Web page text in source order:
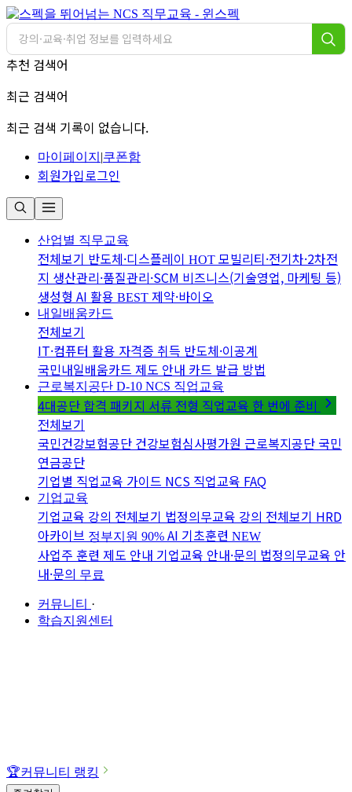
추천 검색어
최근 검색어
최근 검색 기록이 없습니다.
마이페이지 |쿠폰함
회원가입로그인
산업별 직무교육
전체보기 반도체·디스플레이 HOT 모빌리티·전기차·2차전
지 생산관리·품질관리·SCM 비즈니스(기술영업, 마케팅 등)
생성형 AI 활용 BEST 제약·바이오
내일배움카드
전체보기
IT·컴퓨터 활용 자격증 취득 반도체·이공계
국민내일배움카드 제도 안내 카드 발급 방법
근로복지공단 D-10 NCS 직업교육
4대공단 합격 패키지 서류 전형 직업교육 한 번에 준비
전체보기
국민건강보험공단 건강보험심사평가원 근로복지공단 국민
연금공단
기업별 직업교육 가이드 NCS 직업교육 FAQ
기업교육
기업교육 강의 전체보기 법정의무교육 강의 전체보기 HRD
아카이브 정부지원 90% AI 기초훈련 NEW
사업주 훈련 제도 안내 기업교육 안내·문의 법정의무교육 안
내·문의 무료
커뮤니티 ·
학습지원센터
🏆커뮤니티 랭킹